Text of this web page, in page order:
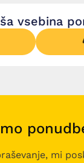
vsebina
mi